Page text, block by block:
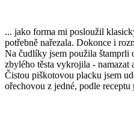
... jako forma mi posloužil
potřebně nařezala. Dokonce i
Na čudlíky jsem použila štamprli
zbylého těsta vykrojila - namazat
Čistou piškotovou placku jsem
ořechovou z jedné, podle receptu